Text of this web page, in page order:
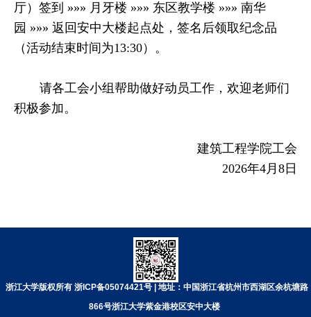
厅）签到 »»» 月牙楼 »»» 东区教学楼 »»» 南华
园 »»» 返回安中大楼起点处，签名后领取纪念品
（活动结束时间为13:30）。
请各工会小组帮助做好动员工作，欢迎老师们
积极参加。
建筑工程学院工会
2026年4月 8 日
浙江大学版权所有 浙ICP备05074421号 | 地址：中国浙江省杭州市西湖区余杭塘路
866号浙江大学紫金港校区安中大楼